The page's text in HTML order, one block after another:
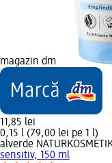
magazin dm
11,85 lei
0,15 l (79,00 lei pe 1 l)
alverde
sensitiv, 150 ml